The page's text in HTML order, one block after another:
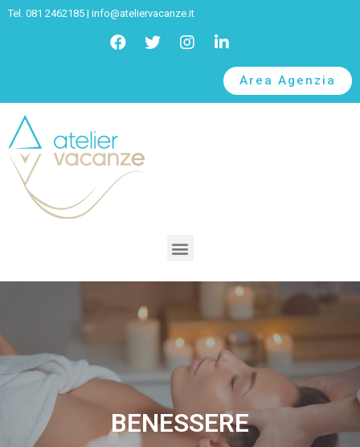
Tel. 081 2462185 | info@ateliervacanze.it
Area Agenzia
BENESSERE